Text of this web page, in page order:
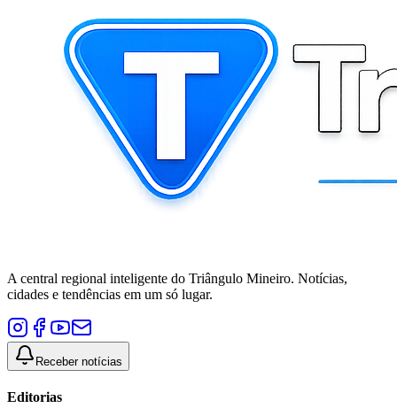
A central regional inteligente do Triângulo Mineiro. Notícias,
cidades e tendências em um só lugar.
Receber notícias
Editorias